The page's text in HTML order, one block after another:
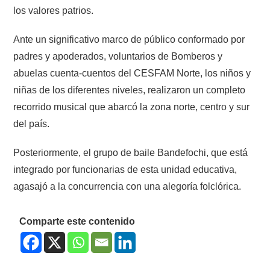
los valores patrios.
Ante un significativo marco de público conformado por
padres y apoderados, voluntarios de Bomberos y
abuelas cuenta-cuentos del CESFAM Norte, los niños y
niñas de los diferentes niveles, realizaron un completo
recorrido musical que abarcó la zona norte, centro y sur
del país.
Posteriormente, el grupo de baile Bandefochi, que está
integrado por funcionarias de esta unidad educativa,
agasajó a la concurrencia con una alegoría folclórica.
Comparte este contenido